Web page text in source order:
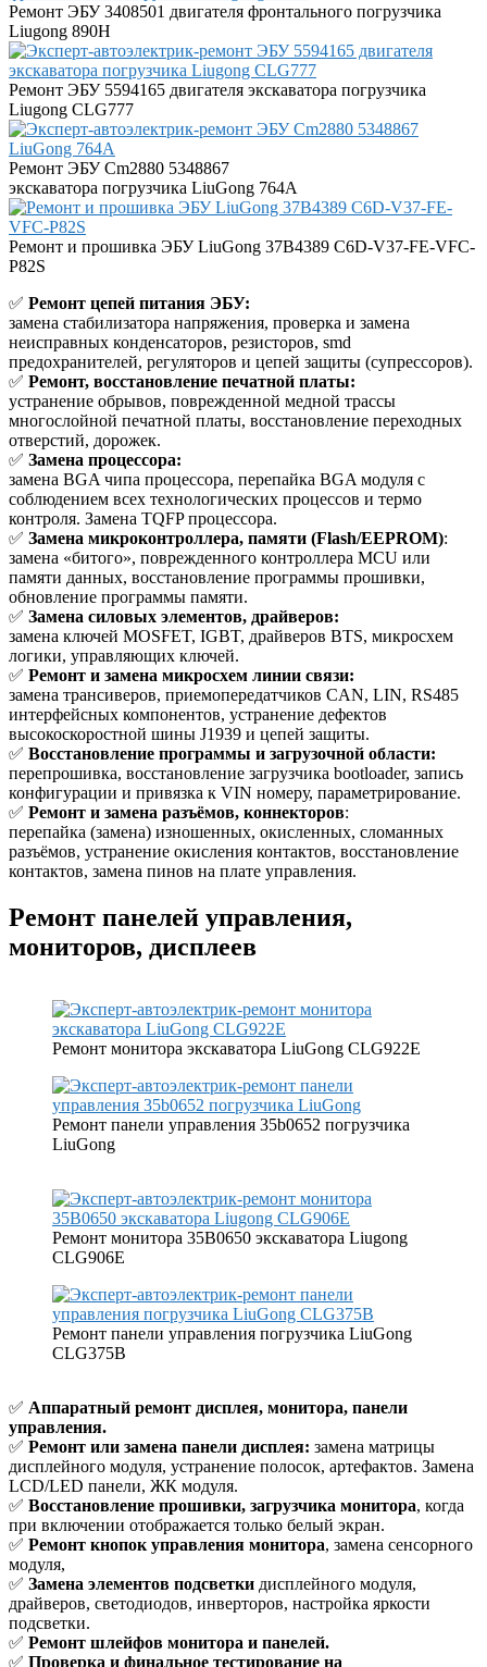
Ремонт ЭБУ 3408501 двигателя фронтального погрузчика
Liugong 890H
Ремонт ЭБУ 5594165 двигателя экскаватора погрузчика
Liugong CLG777
Ремонт ЭБУ Cm2880 5348867
экскаватора погрузчика LiuGong 764А
Ремонт и прошивка ЭБУ LiuGong 37B4389 C6D-V37-FE-VFC-
P82S
✅ Ремонт цепей питания ЭБУ:
замена стабилизатора напряжения, проверка и замена
неисправных конденсаторов, резисторов, smd
предохранителей, регуляторов и цепей защиты (супрессоров).
✅ Ремонт, восстановление печатной платы:
устранение обрывов, поврежденной медной трассы
многослойной печатной платы, восстановление переходных
отверстий, дорожек.
✅ Замена процессора:
замена BGA чипа процессора, перепайка BGA модуля с
соблюдением всех технологических процессов и термо
контроля. Замена TQFP процессора.
✅ Замена микроконтроллера, памяти (Flash/EEPROM):
замена «битого», поврежденного контроллера MCU или
памяти данных, восстановление программы прошивки,
обновление программы памяти.
✅ Замена силовых элементов, драйверов:
замена ключей MOSFET, IGBT, драйверов BTS, микросхем
логики, управляющих ключей.
✅ Ремонт и замена микросхем линии связи:
замена трансиверов, приемопередатчиков CAN, LIN, RS485
интерфейсных компонентов, устранение дефектов
высокоскоростной шины J1939 и цепей защиты.
✅ Восстановление программы и загрузочной области:
перепрошивка, восстановление загрузчика bootloader, запись
конфигурации и привязка к VIN номеру, параметрирование.
✅ Ремонт и замена разъёмов, коннекторов:
перепайка (замена) изношенных, окисленных, сломанных
разъёмов, устранение окисления контактов, восстановление
контактов, замена пинов на плате управления.
Ремонт панелей управления,
мониторов, дисплеев
Ремонт монитора экскаватора LiuGong CLG922E
Ремонт панели управления 35b0652 погрузчика
LiuGong
Ремонт монитора 35B0650 экскаватора Liugong
CLG906E
Ремонт панели управления погрузчика LiuGong
CLG375B
✅ Аппаратный ремонт дисплея, монитора, панели
управления.
✅ Ремонт или замена панели дисплея: замена матрицы
дисплейного модуля, устранение полосок, артефактов. Замена
LCD/LED панели, ЖК модуля.
✅ Восстановление прошивки, загрузчика монитора, когда
при включении отображается только белый экран.
✅ Ремонт кнопок управления монитора, замена сенсорного
модуля,
✅ Замена элементов подсветки дисплейного модуля,
драйверов, светодиодов, инверторов, настройка яркости
подсветки.
✅ Ремонт шлейфов монитора и панелей.
✅ Проверка и финальное тестирование на